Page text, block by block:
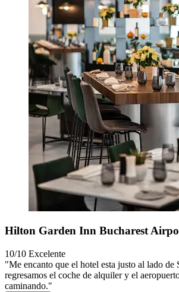
Hilton Garden Inn Bucharest
10/10 Excelente
"Me encanto que el hotel esta justo al lado de
regresamos el coche de alquiler y el
caminando."